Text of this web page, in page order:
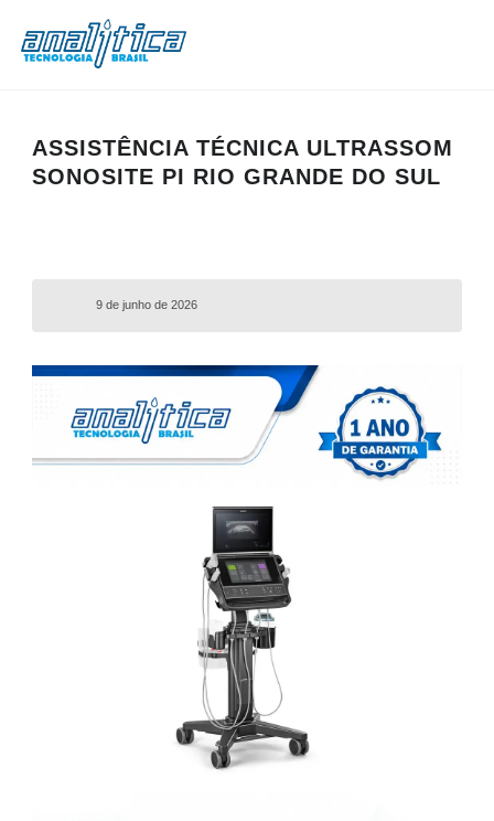
ASSISTÊNCIA TÉCNICA ULTRASSOM
SONOSITE PI RIO GRANDE DO SUL
9 de junho de 2026